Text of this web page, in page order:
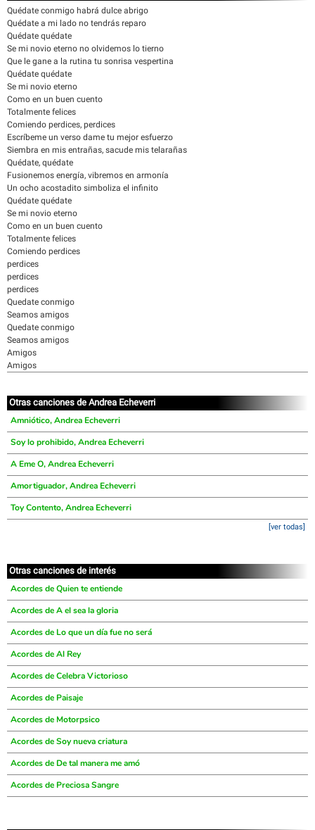
Quédate conmigo habrá dulce abrigo
Quédate a mi lado no tendrás reparo
Quédate quédate
Se mi novio eterno no olvidemos lo tierno
Que le gane a la rutina tu sonrisa vespertina
Quédate quédate
Se mi novio eterno
Como en un buen cuento
Totalmente felices
Comiendo perdices, perdices
Escríbeme un verso dame tu mejor esfuerzo
Siembra en mis entrañas, sacude mis telarañas
Quédate, quédate
Fusionemos energía, vibremos en armonía
Un ocho acostadito simboliza el infinito
Quédate quédate
Se mi novio eterno
Como en un buen cuento
Totalmente felices
Comiendo perdices
perdices
perdices
perdices
Quedate conmigo
Seamos amigos
Quedate conmigo
Seamos amigos
Amigos
Amigos
Otras canciones de Andrea Echeverri
Amniótico, Andrea Echeverri
Soy lo prohibido, Andrea Echeverri
A Eme O, Andrea Echeverri
Amortiguador, Andrea Echeverri
Toy Contento, Andrea Echeverri
[ver todas]
Otras canciones de interés
Acordes de Quien te entiende
Acordes de A el sea la gloria
Acordes de Lo que un día fue no será
Acordes de Al Rey
Acordes de Celebra Victorioso
Acordes de Paisaje
Acordes de Motorpsico
Acordes de Soy nueva criatura
Acordes de De tal manera me amó
Acordes de Preciosa Sangre